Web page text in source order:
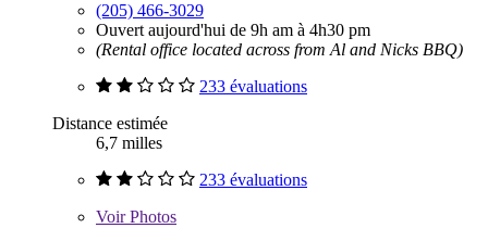
(205) 466-3029
Ouvert aujourd'hui de 9h am à 4h30 pm
(Rental office located across from Al and Nicks BBQ)
233 évaluations
Distance estimée
6,7 milles
233 évaluations
VoirPhotos